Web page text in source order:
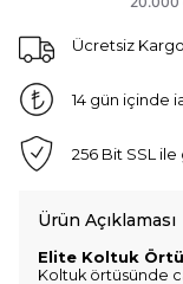
Ücretsiz Kargo
14 gün içinde
256 Bit SSL ile
Ürün Açıklaması
Elite Koltuk
Koltuk örtüsünde